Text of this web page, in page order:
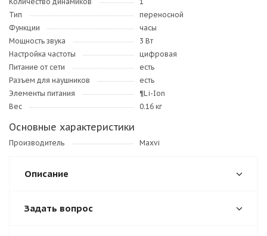
Тип
переносной
Функции
часы
Мощность звука
3 Вт
Настройка частоты
цифровая
Питание от сети
есть
Разъем для наушников
есть
Элементы питания
¶Li-Ion
Вес
0.16 кг
Основные характеристики
Производитель Maxvi
Описание
Задать вопрос